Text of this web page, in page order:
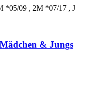
*05/09 , 2M *07/17 , J
& Jungs